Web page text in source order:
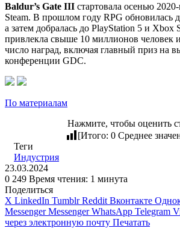
Baldur’s Gate III стартовала осенью
Steam. В прошлом году RPG обновилась
а затем добралась до PlayStation 5 и Xbox
привлекла свыше 10 миллионов человек
число наград, включая главный приз на
конференции GDC.
По материалам
Нажмите, чтобы оценить
[Итого: 0 Среднее
Теги
Индустрия
23.03.2024
0 249 Время чтения: 1 минута
Поделиться
X LinkedIn Tumblr Reddit Вконтакте
Messenger Messenger WhatsApp Telegram
через электронную почту Печатать